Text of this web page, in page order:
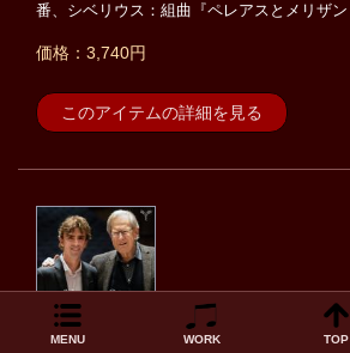
番、シベリウス：組曲『ペレアスとメリザン
価格：3,740円
このアイテムの詳細を見る
MENU WORK TOP